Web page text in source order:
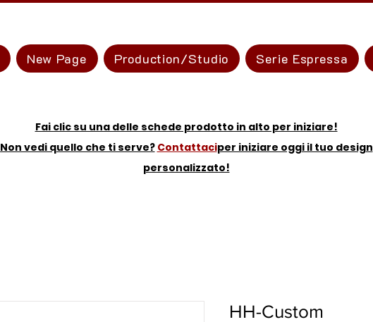
New Page Production/Studio Serie Espressa
Fai clic su una delle schede prodotto in alto per iniziare!
Non vedi quello che ti serve? Contattaciper iniziare oggi il tuo design
personalizzato!
HH-Custom